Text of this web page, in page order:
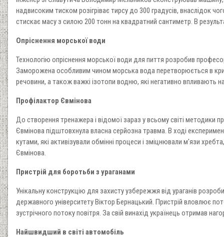
надвисоким тиском розігріває тирсу до 300 градусів, внаслідок
стискає масу з силою 200 тонн на квадратний сантиметр. В
Опріснення морської води
Технологію опріснення морської води для пиття розробив
Заморожена особливим чином морська вода перетворюється в
речовини, а також важкі ізотопи водню, які негативно впливають
Профілактор Євмінова
До створення тренажера і відомої зараз у всьому світі методики
Євмінова підштовхнула власна серйозна травма. В ході
кутами, які активізували обмінні процеси і зміцнювали м'язи
Євмінова.
Пристрій для боротьби з ураганами
Унікальну конструкцію для захисту узбережжя від ураганів
державного університету Віктор Бернацький. Пристрій вловлює
зустрічного потоку повітря. За свій винахід українець отримав
Найшвидший в світі автомобіль